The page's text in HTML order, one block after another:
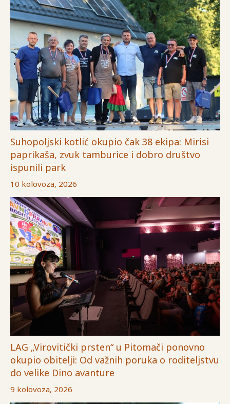
Suhopoljski kotlić okupio čak 38 ekipa: Mirisi
paprikaša, zvuk tamburice i dobro društvo
ispunili park
10 kolovoza, 2026
LAG „Virovitički prsten“ u Pitomači ponovno
okupio obitelji: Od važnih poruka o roditeljstvu
do velike Dino avanture
9 kolovoza, 2026